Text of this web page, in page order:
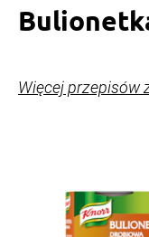
Więcej przepisów